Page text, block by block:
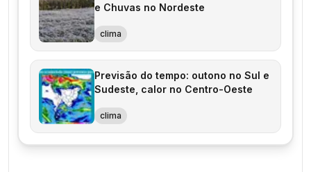
e Chuvas no Nordeste
clima
Previsão do tempo: outono no Sul e
Sudeste, calor no Centro-Oeste
clima